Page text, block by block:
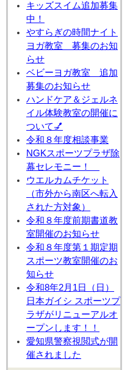
キッズスイム追加募集
中！
やすらぎの時間ナイト
ヨガ教室 募集のお知
らせ
ベビーヨガ教室 追加
募集のお知らせ
ハンドケア＆ジェルネ
イル体験教室の開催に
ついて💅
令和８年度相談事業
NGKスポーツプラザ除
幕セレモニー！
ウエルカムチケット
（市外から南区へ転入
された方対象）
令和８年度前期書道教
室開催のお知らせ
令和８年度第１期定期
スポーツ教室開催のお
知らせ
令和8年2月1日（日）
日本ガイシ スポーツプ
ラザがリニューアルオ
ープンします！！
愛知県警察視閲式が開
催されました